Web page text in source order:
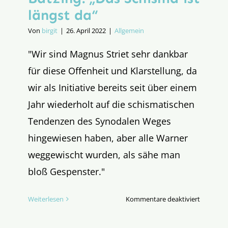
längst da“
Von birgit | 26. April 2022 | Allgemein
"Wir sind Magnus Striet sehr dankbar
für diese Offenheit und Klarstellung, da
wir als Initiative bereits seit über einem
Jahr wiederholt auf die schismatischen
Tendenzen des Synodalen Weges
hingewiesen haben, aber alle Warner
weggewischt wurden, als sähe man
bloß Gespenster."
Weiterlesen Kommentare deaktiviertfür